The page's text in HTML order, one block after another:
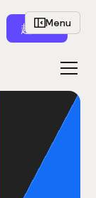
起動Menu